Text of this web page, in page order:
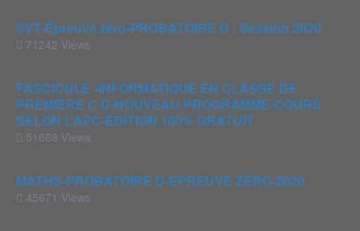
SVT-Épreuve zéro-PROBATOIRE D : Session 2020
71242 Views
FASCICULE -INFORMATIQUE EN CLASSE DE
PREMIÈRE C D-NOUVEAU PROGRAMME-COURS
SELON L’APC-ÉDITION 100% GRATUIT
51668 Views
MATHS-PROBATOIRE D-ÉPREUVE ZÉRO-2020
45671 Views